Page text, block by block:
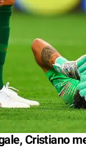
Cristiano